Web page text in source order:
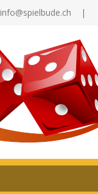
info@spielbude.ch |